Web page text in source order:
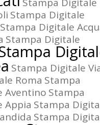
Stampa Digitale
Stampa Digitale
Stampa Digitale
Stampa Digitale
Roma Stampa
Aventino Stampa
Appia Stampa
Stampa